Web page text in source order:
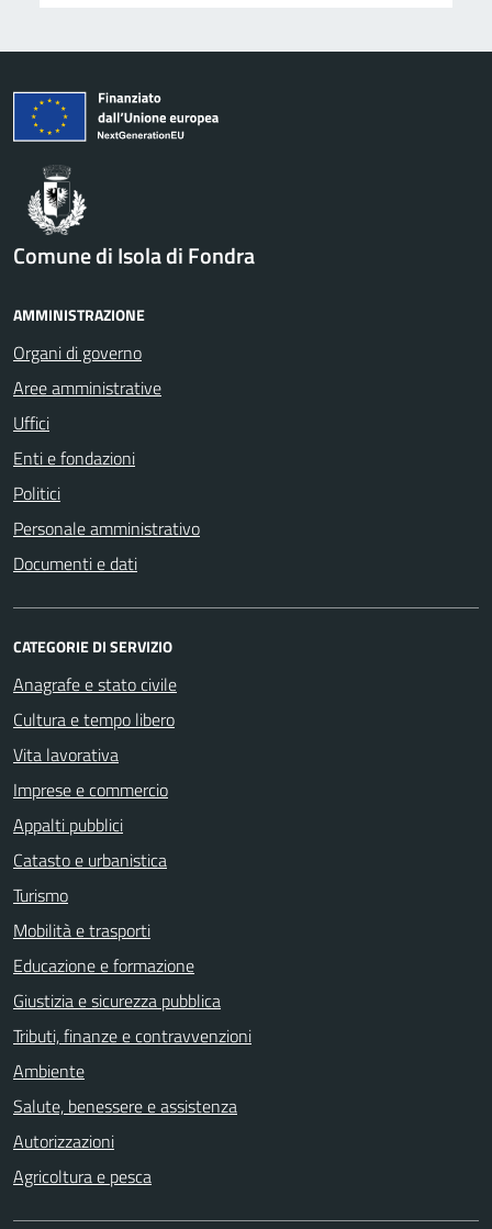
Comune di Isola di Fondra
AMMINISTRAZIONE
Organi di governo
Aree amministrative
Uffici
Enti e fondazioni
Politici
Personale amministrativo
Documenti e dati
CATEGORIE DI SERVIZIO
Anagrafe e stato civile
Cultura e tempo libero
Vita lavorativa
Imprese e commercio
Appalti pubblici
Catasto e urbanistica
Turismo
Mobilità e trasporti
Educazione e formazione
Giustizia e sicurezza pubblica
Tributi, finanze e contravvenzioni
Ambiente
Salute, benessere e assistenza
Autorizzazioni
Agricoltura e pesca